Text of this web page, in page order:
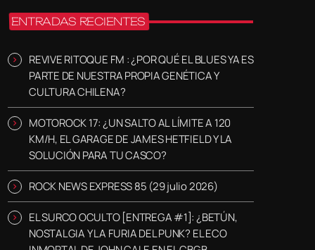
ENTRADAS RECIENTES
REVIVE RITOQUE FM : ¿POR QUÉ EL BLUES YA ES
PARTE DE NUESTRA PROPIA GENÉTICA Y
CULTURA CHILENA?
MOTOROCK 17: ¿UN SALTO AL LÍMITE A 120
KM/H, EL GARAGE DE JAMES HETFIELD Y LA
SOLUCIÓN PARA TU CASCO?
ROCK NEWS EXPRESS 85 (29 julio 2026)
EL SURCO OCULTO [ENTREGA #1]: ¿BETÚN,
NOSTALGIA Y LA FURIA DEL PUNK? EL ECO